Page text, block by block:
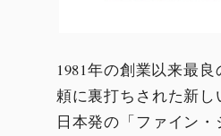
1981年の創業以来最
頼に裏打ちされた新し
日本発の「ファイン